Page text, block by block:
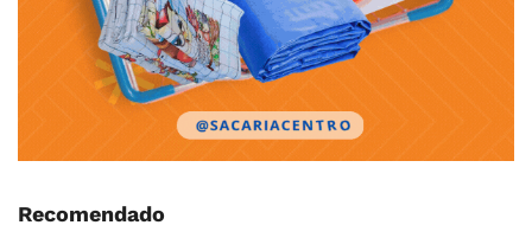
Recomendado